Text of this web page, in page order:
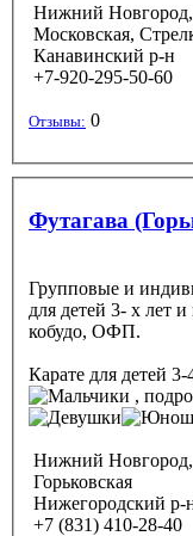
Нижний Новгород,
Московская,
Канавинский р-н
+7-920-295-50-60
Отзывы: 0
Футагава
Групповые и
для детей 3- х лет
кобудо, ОФП.
Карате для детей
,
Нижний Новгород,
Горьковская
Нижегородский р-
+7 (831) 410-28-40